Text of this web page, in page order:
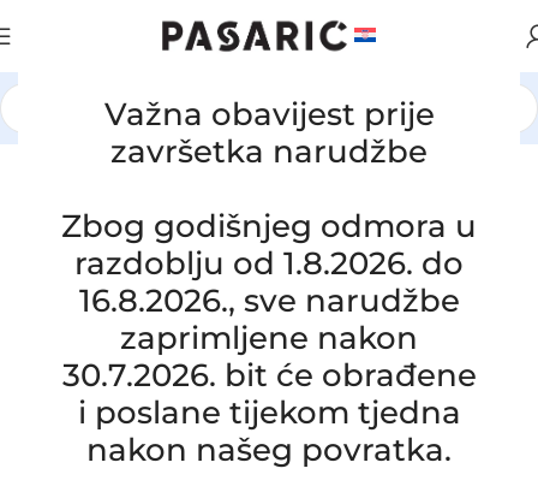
Važna obavijest prije
završetka narudžbe
Zbog godišnjeg odmora u
razdoblju od 1.8.2026. do
16.8.2026., sve narudžbe
zaprimljene nakon
30.7.2026. bit će obrađene
i poslane tijekom tjedna
nakon našeg povratka.
AUTOMOBILI / HYUNDAI / KIA